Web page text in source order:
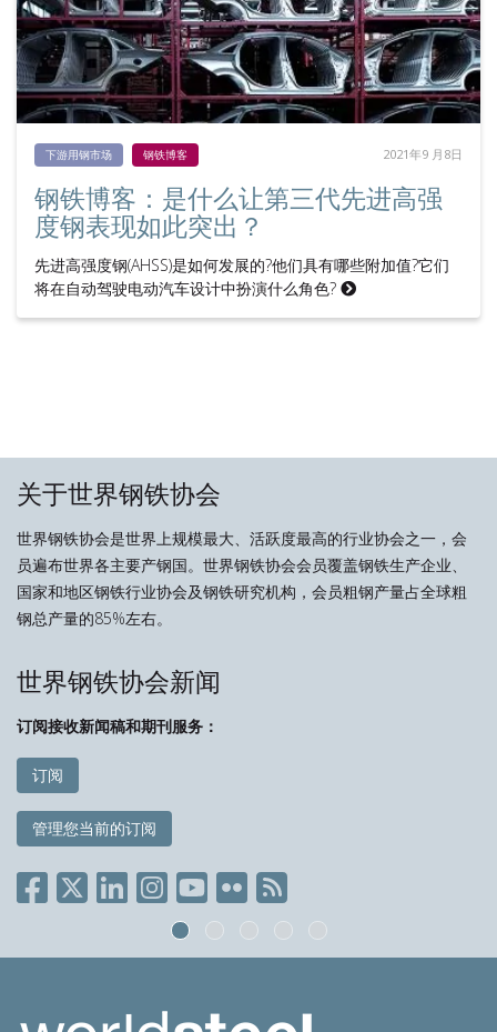
下游用钢市场 钢铁博客 2021年9 月8日
钢铁博客：是什么让第三代先进高强
度钢表现如此突出？
先进高强度钢(AHSS)是如何发展的?他们具有哪些附加值?它们
将在自动驾驶电动汽车设计中扮演什么角色?
关于世界钢铁协会
世界钢铁协会是世界上规模最大、活跃度最高的行业协会之一，会
员遍布世界各主要产钢国。世界钢铁协会会员覆盖钢铁生产企业、
国家和地区钢铁行业协会及钢铁研究机构，会员粗钢产量占全球粗
钢总产量的85%左右。
世界钢铁协会新闻
订阅接收新闻稿和期刊服务：
订阅
管理您当前的订阅